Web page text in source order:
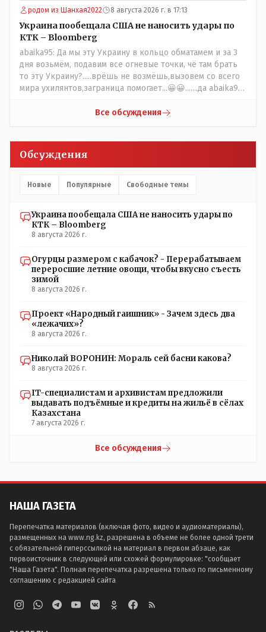
родом из Шанхая2022 8 августа 2026 г. в 17:13
Украина пообещала США не наносить удары по
КТК – Bloomberg
abaika95: Да мы эту Украину в кольцо обматамем и за 3
дня возьмём, подавим все огневые точки, чё там брать
то эту Украину?.....врёшь не возмёшь,вызовем со всего
мира ухилянтов,заграница помогает...😀😀.......да abaika95
Все обсуждения
Обсуждения
Новые Популярные Свободные темы
Украина пообещала США не наносить удары по
КТК – Bloomberg
8 августа 2026 г.
Огурцы размером с кабачок? - Перерабатываем
переросшие летние овощи, чтобы вкусно съесть
зимой
8 августа 2026 г.
Проект «Народный гаишник» - Зачем здесь два
«лежачих»?
8 августа 2026 г.
Николай ВОРОНИН: Мораль сей басни какова?
8 августа 2026 г.
IT-специалистам и архивистам предложили
выдавать подъёмные и кредиты на жильё в сёлах
Казахстана
7 августа 2026 г.
Все обсуждения
НАША ГАЗЕТА
Перепечатка материалов (включая фото, видео и аудиоматериалы),
размещенных на www.ng.kz, разрешена в объеме не более одной трети
с обязательной гиперссылкой на материал в первом абзаце, как
первоисточник в следующей или схожей формулировке: "сообщает
"Наша Газета". Полная перепечатка разрешена только по письменному
соглашению с редакцией сайта